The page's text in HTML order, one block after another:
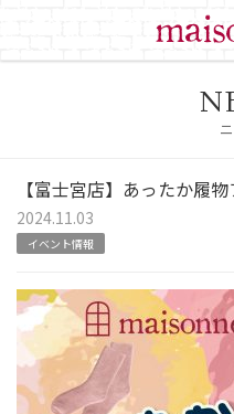
【富士宮店】あったか履
2024.11.03
イベント情報